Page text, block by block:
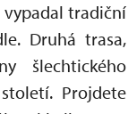
tradiční
Druhá trasa,
šlechtického
Projdete